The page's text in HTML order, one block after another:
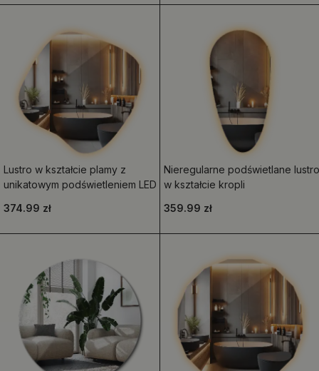
Lustro w kształcie plamy z
unikatowym podświetleniem LED
374.99 zł
Nieregularne podświetlane lustro
w kształcie kropli
359.99 zł